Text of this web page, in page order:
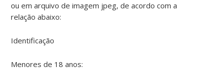
ou em arquivo de imagem jpeg, de acordo com a
relação abaixo:
Identificação
Menores de 18 anos: